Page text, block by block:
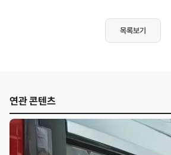
목록보기
연관 콘텐츠